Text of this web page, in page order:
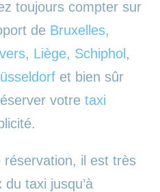
toujours compter sur
de Bruxelles,
, Liège, Schiphol ,
et bien sûr
votre taxi
il est très
taxi jusqu’à